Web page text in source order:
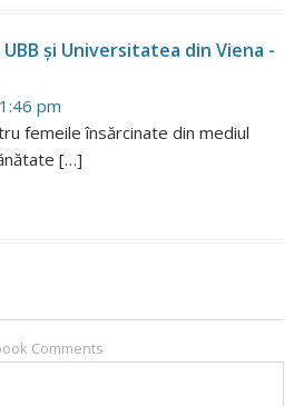
și Universitatea din Viena -
pm
femeile însărcinate din mediul
[…]
Comments